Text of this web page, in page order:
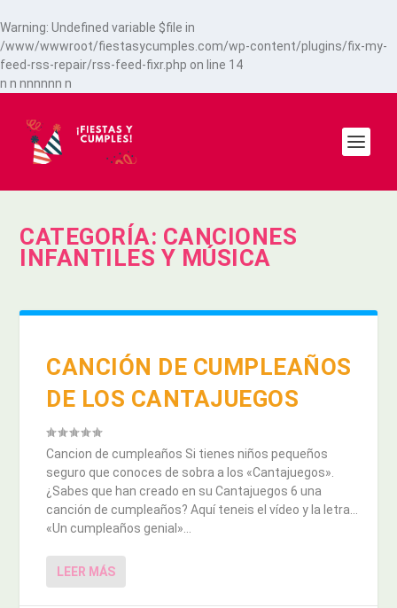
Warning: Undefined variable $file in
/www/wwwroot/fiestasycumples.com/wp-content/plugins/fix-my-
feed-rss-repair/rss-feed-fixr.php on line 14
n n nnnnnn n
CATEGORÍA: CANCIONES
INFANTILES Y MÚSICA
CANCIÓN DE CUMPLEAÑOS
DE LOS CANTAJUEGOS
Cancion de cumpleaños Si tienes niños pequeños
seguro que conoces de sobra a los «Cantajuegos».
¿Sabes que han creado en su Cantajuegos 6 una
canción de cumpleaños? Aquí teneis el vídeo y la letra…
«Un cumpleaños genial»...
LEER MÁS